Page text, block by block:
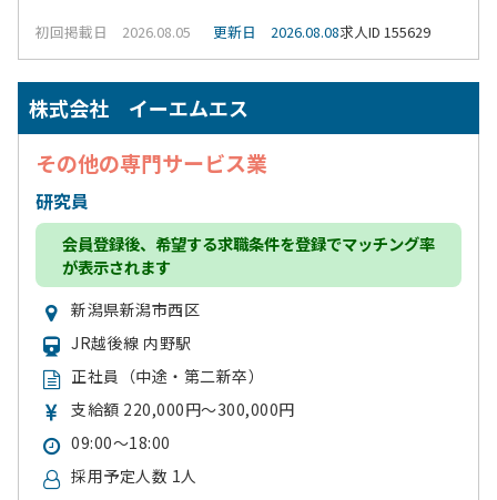
初回掲載日 2026.08.05 更新日 2026.08.08求人ID 155629
株式会社 イーエムエス
その他の専門サービス業
研究員
会員登録後、希望する求職条件を登録でマッチング率
が表示されます
新潟県新潟市西区
JR越後線 内野駅
正社員（中途・第二新卒）
支給額 220,000円～300,000円
09:00～18:00
採用予定人数 1人